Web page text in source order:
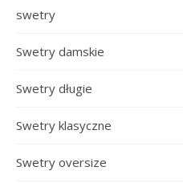
swetry
Swetry damskie
Swetry długie
Swetry klasyczne
Swetry oversize